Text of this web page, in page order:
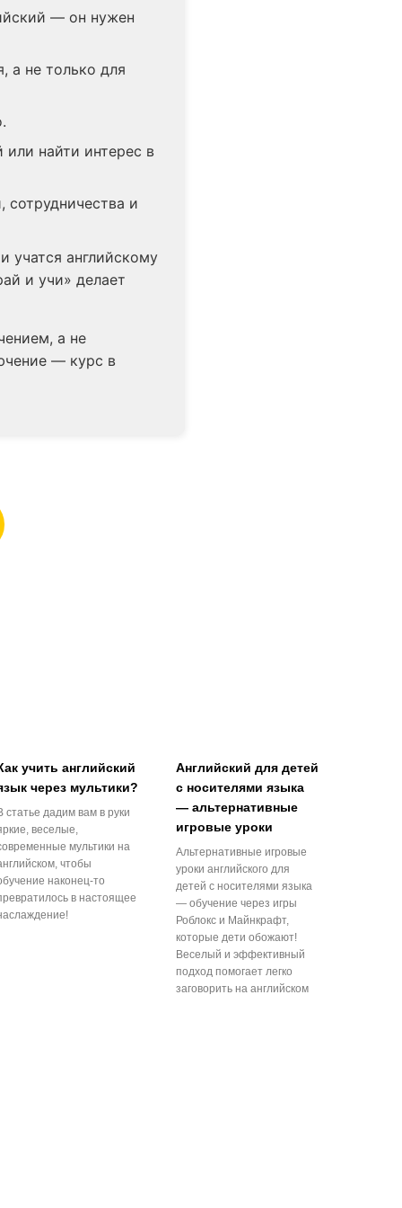
— он нужен
а не только для
найти интерес в
и
учатся английскому
и учи» делает
а не
— курс в
учить английский
через мультики?
статье дадим вам в руки
веселые,
мультики на
чтобы
наконец-то
в настоящее
Английский для детей
с носителями языка
— альтернативные
игровые уроки
Альтернативные игровые
уроки английского для
детей с носителями языка
— обучение через игры
Роблокс и Майнкрафт,
которые дети обожают!
Веселый и эффективный
подход помогает легко
заговорить на английском